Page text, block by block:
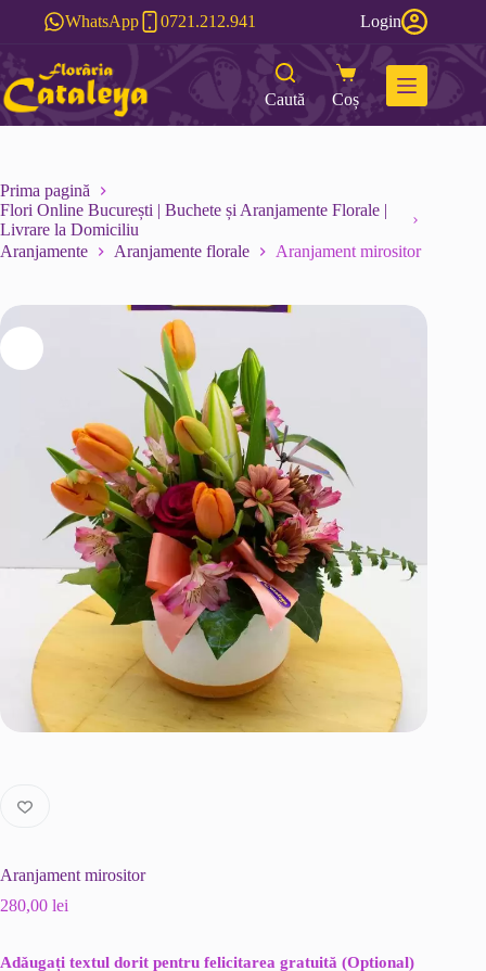
WhatsApp 0721.212.941 Login
Caută Coș
Prima pagină
Flori Online București | Buchete și Aranjamente Florale |
Livrare la Domiciliu
Aranjamente
Aranjamente florale Aranjament mirositor
Aranjament mirositor
280,00 lei
Adǎugați textul dorit pentru felicitarea gratuită (Optional)